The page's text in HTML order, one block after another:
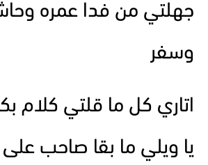
جهلتي من فدا عمره
وسفر
اتاري كل ما قلتي كلام
يا ويلي ما بقا صاحب على